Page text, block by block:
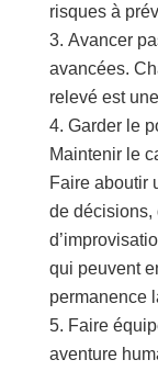
risques à
Avancer
avancées.
relevé est
Garder le
Maintenir le
Faire aboutir
de décisions,
qui peuvent
permanence
Faire
aventure